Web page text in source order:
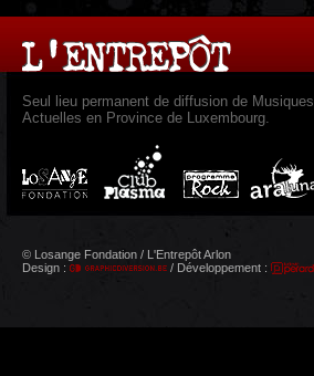
Seul lieu permanent de diffusion de Musiques
Actuelles en Province de Luxembourg.
© Losange Fondation / L'Entrepôt Arlon
Design :
/ Développement :